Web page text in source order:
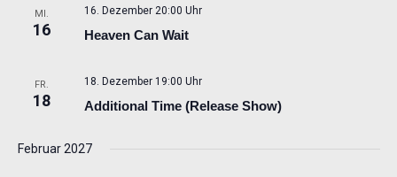
MI.
16 Heaven Can Wait
16. Dezember 20:00 Uhr
FR.
18 Additional Time (Release Show)
18. Dezember 19:00 Uhr
Februar 2027